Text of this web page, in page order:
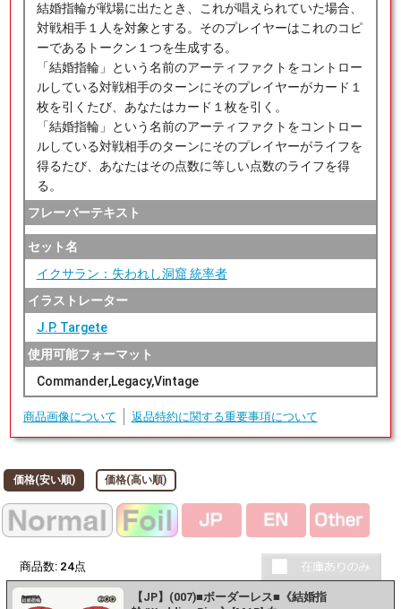
結婚指輪が戦場に出たとき、これが唱えられていた場合、
対戦相手１人を対象とする。そのプレイヤーはこれのコピ
ーであるトークン１つを生成する。
「結婚指輪」という名前のアーティファクトをコントロー
ルしている対戦相手のターンにそのプレイヤーがカード１
枚を引くたび、あなたはカード１枚を引く。
「結婚指輪」という名前のアーティファクトをコントロー
ルしている対戦相手のターンにそのプレイヤーがライフを
得るたび、あなたはその点数に等しい点数のライフを得
る。
フレーバーテキスト
セット名
イクサラン：失われし洞窟 統率者
イラストレーター
J.P. Targete
使用可能フォーマット
Commander,Legacy,Vintage
商品画像について 返品特約に関する重要事項について
価格(安い順) 価格(高い順)
商品数: 24点
【JP】(007)■ボーダーレス■《結婚指